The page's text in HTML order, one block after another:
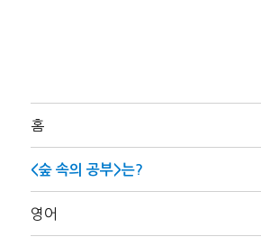
홈
<숲 속의 공부>는?
영어